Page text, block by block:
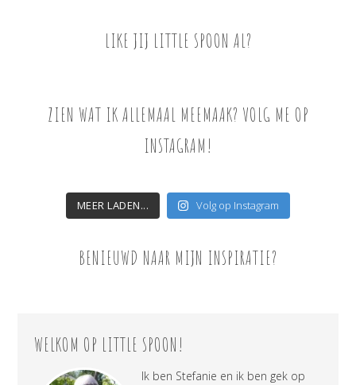
LIKE JIJ LITTLE SPOON AL?
ZIEN WAT IK ALLEMAAL MEEMAAK? VOLG ME OP
INSTAGRAM!
MEER LADEN... Volg op Instagram
BENIEUWD NAAR MIJN INSPIRATIE?
WELKOM OP LITTLE SPOON!
Ik ben Stefanie en ik ben gek op